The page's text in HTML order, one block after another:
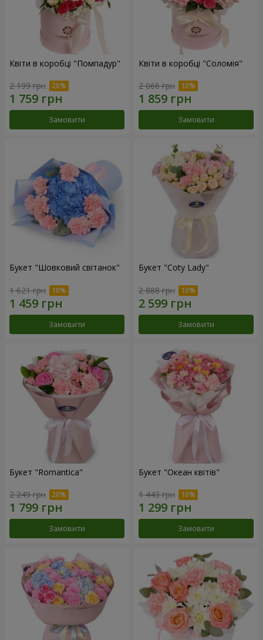
Квіти в коробці "Помпадур"
2 199 грн
Замовити
Квіти в коробці "Соломія"
2 066 грн
Замовити
Букет "Шовковий світанок"
1 621 грн
Замовити
Букет "Coty Lady"
2 888 грн
Замовити
Букет "Romantica"
2 249 грн
Замовити
Букет "Океан квітів"
1 443 грн
Замовити